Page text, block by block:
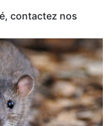
contactez nos